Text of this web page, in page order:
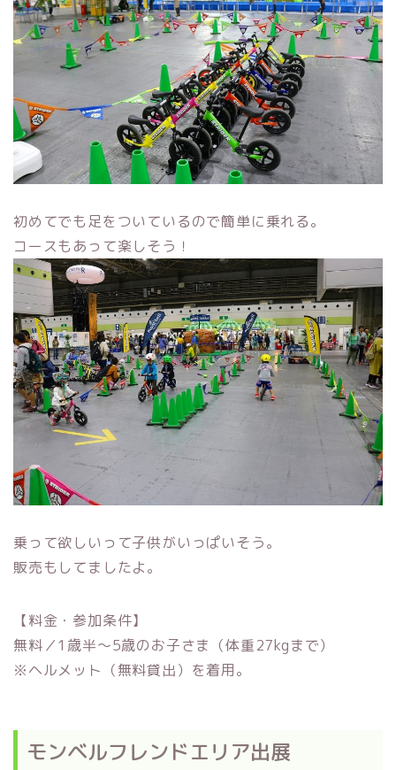
初めてでも足をついているので簡単に乗れる。
コースもあって楽しそう！
乗って欲しいって子供がいっぱいそう。
販売もしてましたよ。
【料金・参加条件】
無料／1歳半～5歳のお子さま（体重27kgまで）
※ヘルメット（無料貸出）を着用。
モンベルフレンドエリア出展